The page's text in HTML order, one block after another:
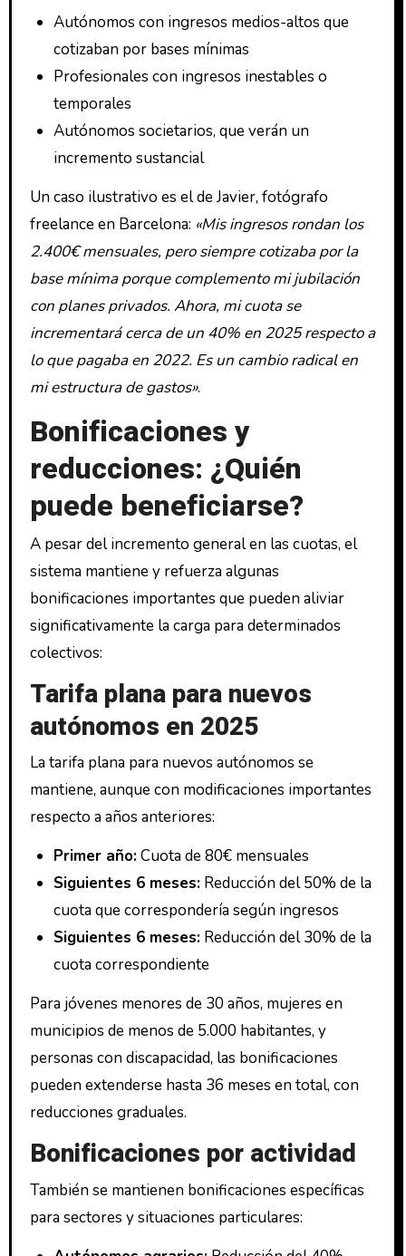
Autónomos con ingresos medios-altos que
cotizaban por bases mínimas
Profesionales con ingresos inestables o
temporales
Autónomos societarios, que verán un
incremento sustancial
Un caso ilustrativo es el de Javier, fotógrafo
freelance en Barcelona: «Mis ingresos rondan los
2.400€ mensuales, pero siempre cotizaba por la
base mínima porque complemento mi jubilación
con planes privados. Ahora, mi cuota se
incrementará cerca de un 40% en 2025 respecto a
lo que pagaba en 2022. Es un cambio radical en
mi estructura de gastos».
Bonificaciones y
reducciones: ¿Quién
puede beneficiarse?
A pesar del incremento general en las cuotas, el
sistema mantiene y refuerza algunas
bonificaciones importantes que pueden aliviar
significativamente la carga para determinados
colectivos:
Tarifa plana para nuevos
autónomos en 2025
La tarifa plana para nuevos autónomos se
mantiene, aunque con modificaciones importantes
respecto a años anteriores:
Primer año:Cuota de 80€ mensuales
Siguientes 6 meses:Reducción del 50% de la
cuota que correspondería según ingresos
Siguientes 6 meses:Reducción del 30% de la
cuota correspondiente
Para jóvenes menores de 30 años, mujeres en
municipios de menos de 5.000 habitantes, y
personas con discapacidad, las bonificaciones
pueden extenderse hasta 36 meses en total, con
reducciones graduales.
Bonificaciones por actividad
También se mantienen bonificaciones específicas
para sectores y situaciones particulares: